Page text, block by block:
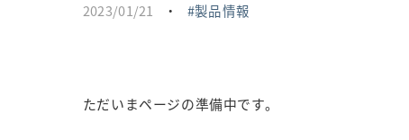
2023/01/21 ・ 製品情報
ただいまページの準備中です。